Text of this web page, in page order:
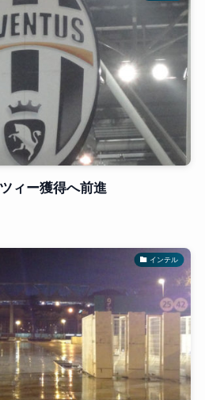
ィー獲得へ前進
インテル